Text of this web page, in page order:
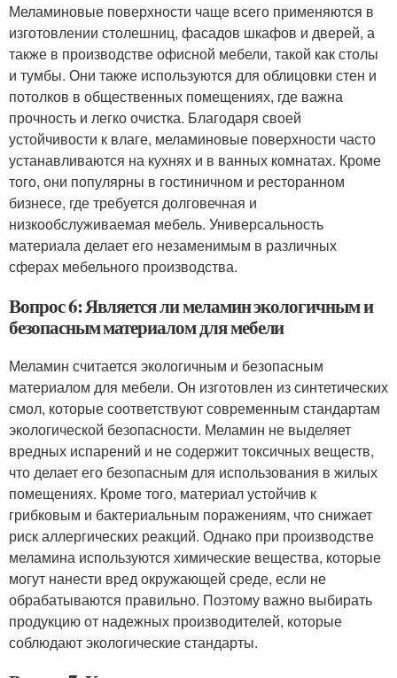
Меламиновые поверхности чаще всего применяются в
изготовлении столешниц, фасадов шкафов и дверей, а
также в производстве офисной мебели, такой как столы
и тумбы. Они также используются для облицовки стен и
потолков в общественных помещениях, где важна
прочность и легко очистка. Благодаря своей
устойчивости к влаге, меламиновые поверхности часто
устанавливаются на кухнях и в ванных комнатах. Кроме
того, они популярны в гостиничном и ресторанном
бизнесе, где требуется долговечная и
низкообслуживаемая мебель. Универсальность
материала делает его незаменимым в различных
сферах мебельного производства.
Вопрос 6: Является ли меламин экологичным и
безопасным материалом для мебели
Меламин считается экологичным и безопасным
материалом для мебели. Он изготовлен из синтетических
смол, которые соответствуют современным стандартам
экологической безопасности. Меламин не выделяет
вредных испарений и не содержит токсичных веществ,
что делает его безопасным для использования в жилых
помещениях. Кроме того, материал устойчив к
грибковым и бактериальным поражениям, что снижает
риск аллергических реакций. Однако при производстве
меламина используются химические вещества, которые
могут нанести вред окружающей среде, если не
обрабатываются правильно. Поэтому важно выбирать
продукцию от надежных производителей, которые
соблюдают экологические стандарты.